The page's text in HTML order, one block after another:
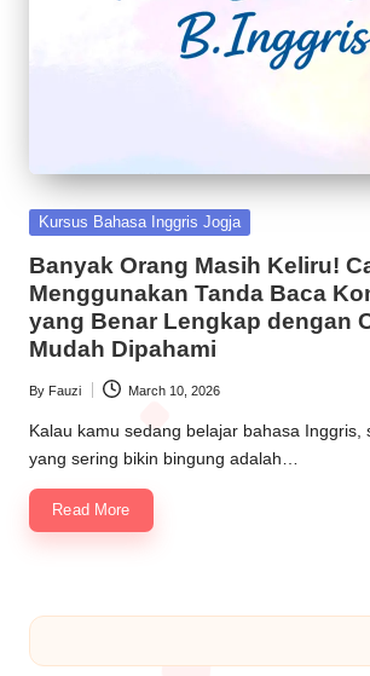
Kursus Bahasa Inggris Jogja
Banyak Orang Masih Keliru!
Menggunakan Tanda Baca
yang Benar Lengkap dengan
Mudah Dipahami
By Fauzi March 10, 2026
Kalau kamu sedang belajar bahasa Inggris,
yang sering bikin bingung adalah…
Read More